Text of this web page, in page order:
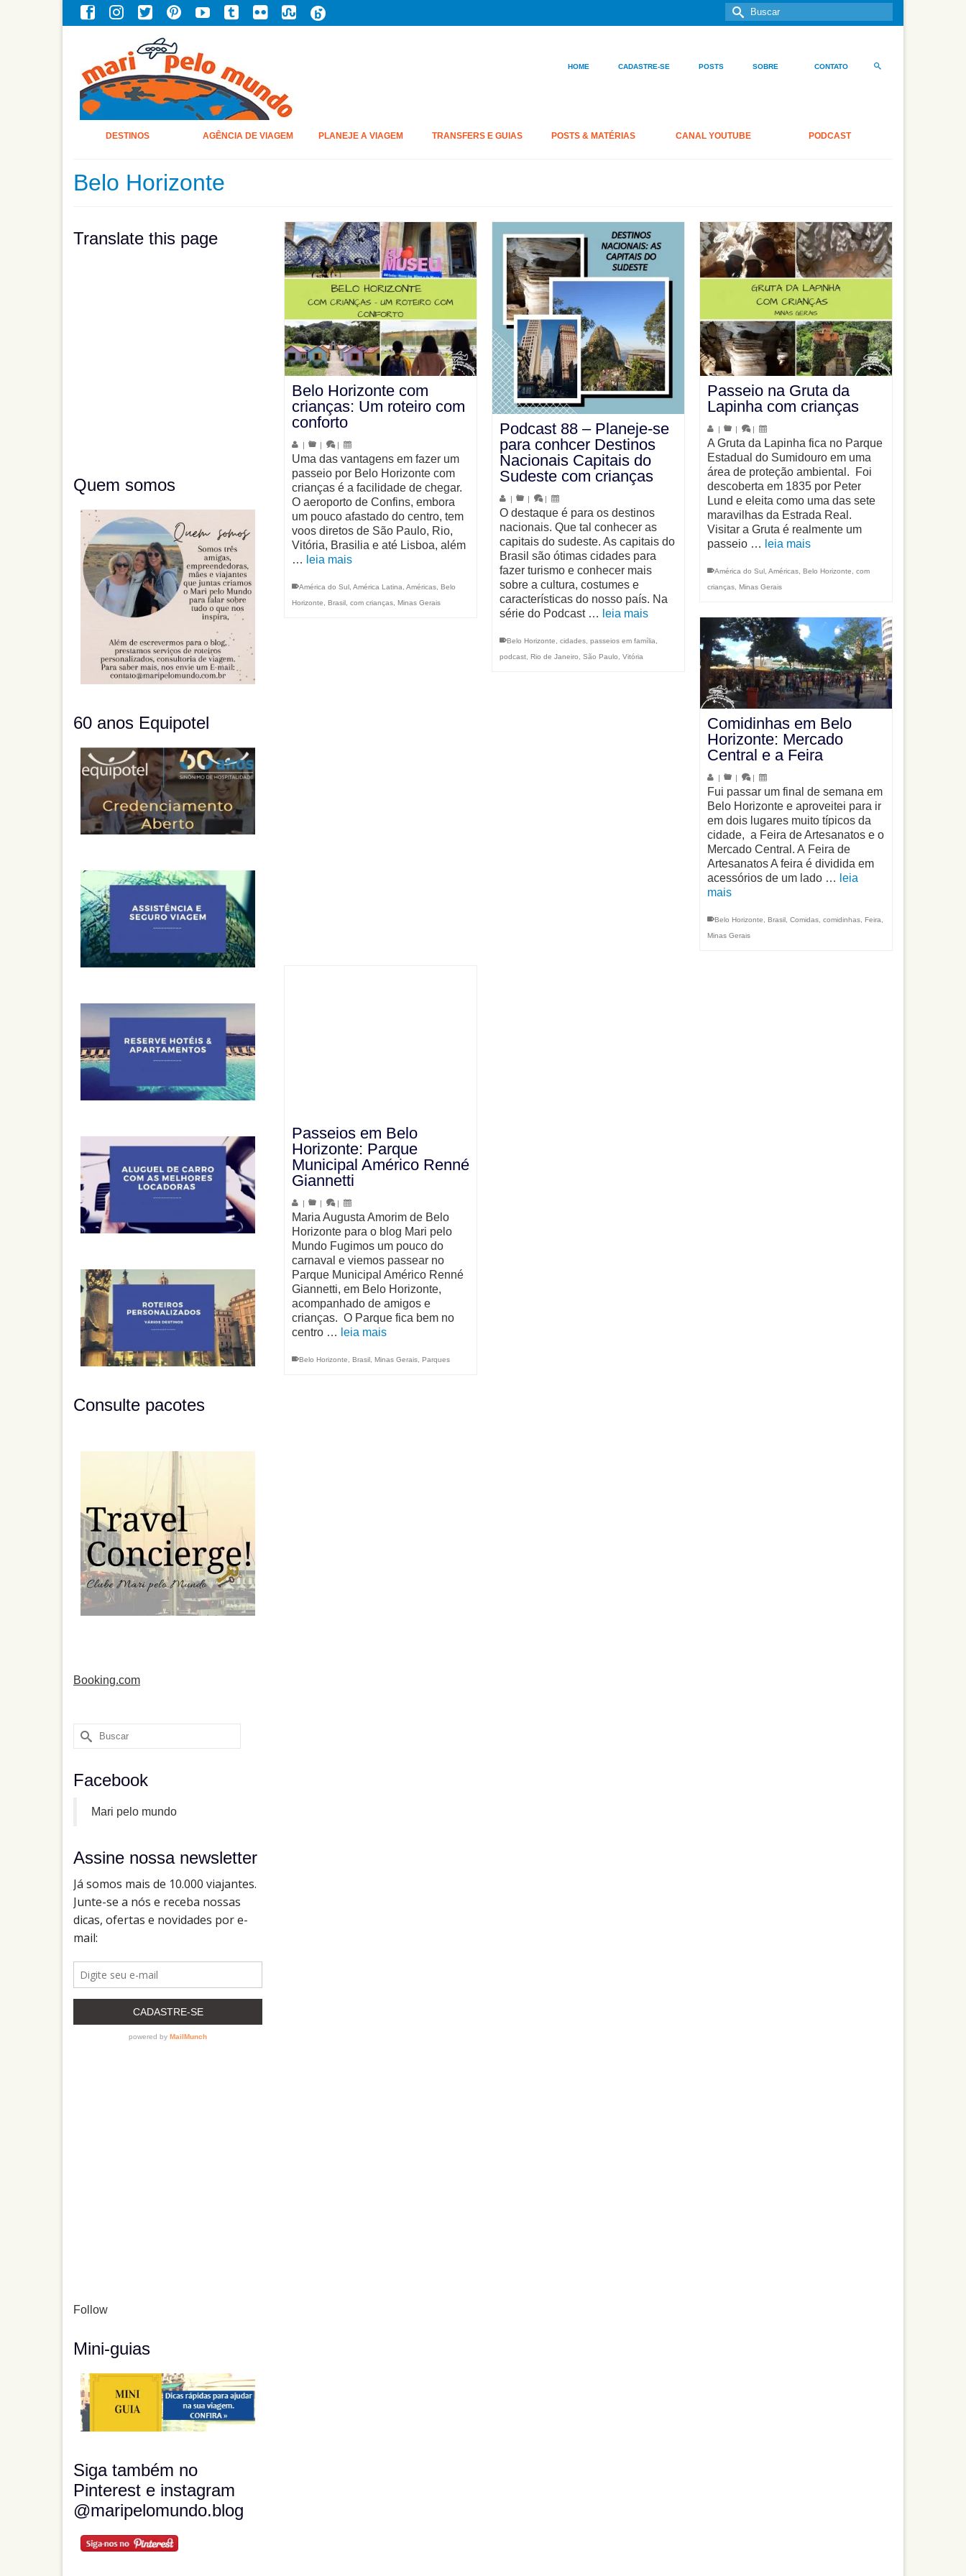
Buscar
por:
HOME CADASTRE-SE POSTS SOBRE CONTATO
DESTINOS AGÊNCIA DE VIAGEM PLANEJE A VIAGEM TRANSFERS E GUIAS POSTS & MATÉRIAS CANAL YOUTUBE PODCAST
Belo Horizonte
Belo Horizonte com
crianças: Um roteiro com
conforto
| | |
Uma das vantagens em fazer um
passeio por Belo Horizonte com
crianças é a facilidade de chegar.
O aeroporto de Confins, embora
um pouco afastado do centro, tem
voos diretos de São Paulo, Rio,
Vitória, Brasilia e até Lisboa, além
… leia mais
América do Sul, América Latina Américas, Belo
Horizonte
Brasil, com crianças, Minas Gerais
Podcast 88 – Planeje-se
para conhcer Destinos
Nacionais Capitais do
Sudeste com crianças
O destaque é para os destinos
nacionais. Que tal conhecer as
capitais do sudeste. As capitais do
Brasil são ótimas cidades para
fazer turismo e conhecer mais
sobre a cultura, costumes e
características do nosso país. Na
série do Podcast … leia mais
Belo Horizonte, cidades, passeios em família,
podcast, Rio de Janeiro, São Paulo, Vitória
Passeio na Gruta da
Lapinha com crianças
| | |
A Gruta da Lapinha fica no Parque
Estadual do Sumidouro em uma
área de proteção ambiental. Foi
descoberta em 1835 por Peter
Lund e eleita como uma das sete
maravilhas da Estrada Real.
Visitar a Gruta é realmente um
passeio … leia mais
América do Sul, Américas, Belo Horizonte
com
crianças, Minas Gerais
Comidinhas em Belo
Horizonte: Mercado
Central e a Feira
| | |
Fui passar um final de semana em
Belo Horizonte e aproveitei para ir
em dois lugares muito típicos da
cidade, a Feira de Artesanatos e o
Mercado Central. A Feira de
Artesanatos A feira é dividida em
acessórios de um lado … leia
mais
Belo Horizonte Brasil, Comidas, comidinhas, Feira
Minas Gerais
Passeios em Belo
Horizonte: Parque
Municipal Américo Renné
Giannetti
| | |
Maria Augusta Amorim de Belo
Horizonte para o blog Mari pelo
Mundo Fugimos um pouco do
carnaval e viemos passear no
Parque Municipal Américo Renné
Giannetti, em Belo Horizonte,
acompanhado de amigos e
crianças. O Parque fica bem no
centro … leia mais
Belo Horizonte Brasil, Minas Gerais, Parques
Translate this page
Quem somos
60 anos Equipotel
Consulte pacotes
Booking.com
Buscar
por:
Facebook
Mari pelo mundo
Assine nossa newsletter
Follow
Mini-guias
Siga também no
Pinterest e instagram
@maripelomundo.blog